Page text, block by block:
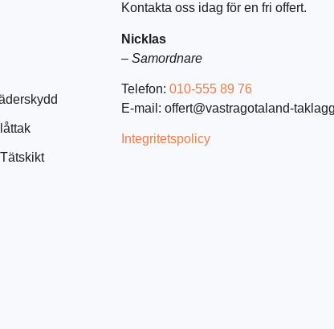
Kontakta oss idag för en fri offert.
Nicklas
– Samordnare
Telefon: 010-555 89 76
E-mail: offert@vastragotaland-
Integritetspolicy